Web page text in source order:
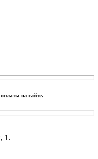
на сайте.
1.